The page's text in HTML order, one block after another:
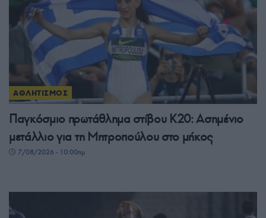
ΑΘΛΗΤΙΣΜΟΣ
Παγκόσμιο πρωτάθλημα στίβου Κ20: Ασημένιο
μετάλλιο για τη Μητροπούλου στο μήκος
7/08/2026 - 10:00πμ